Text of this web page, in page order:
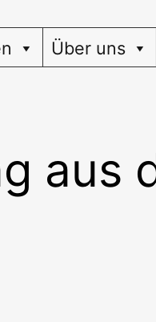
Über uns
aus